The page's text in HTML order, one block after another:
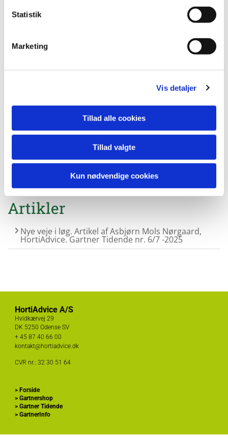
Statistik
Marketing
Vis detaljer
Tillad alle cookies
Tillad valgte
Kun nødvendige cookies
Artikler
Nye veje i løg. Artikel af Asbjørn Mols Nørgaard,
Artikler
Nye veje i løg. Artikel af Asbjørn Mols Nørgaard,
HortiAdvice. Gartner Tidende nr. 6/7 -2025
HortiAdvice A/S
Hvidkærvej 29
DK 5250 Odense SV
+ 45 87 40 66 00
kontakt@hortiadvice.dk
CVR nr.: 32 30 51 64
> Forside
> Gartnershop
> Gartner Tidende
> GartnerInfo